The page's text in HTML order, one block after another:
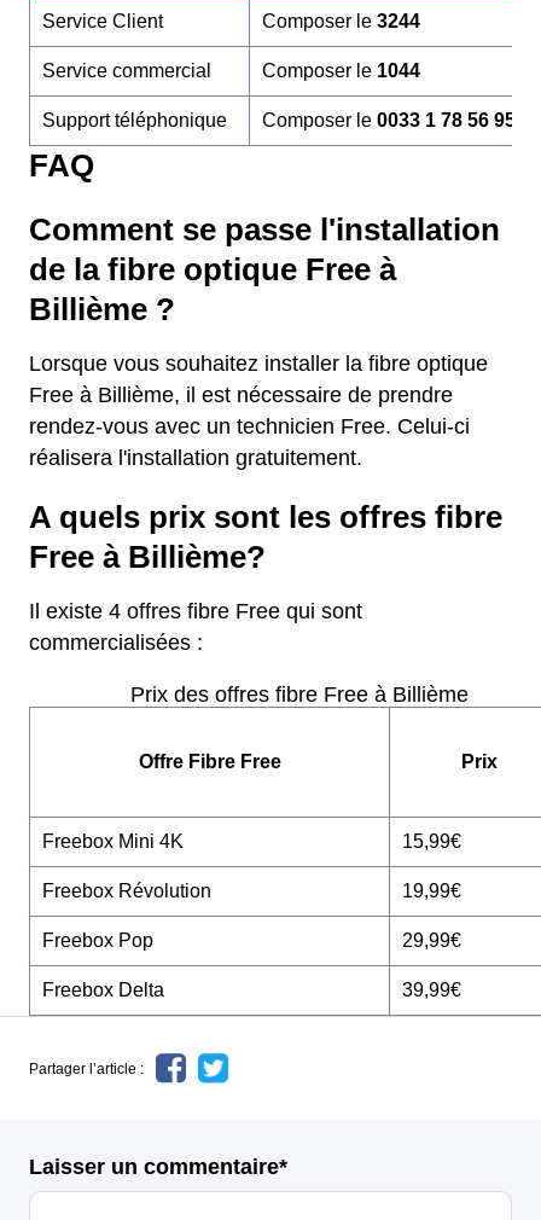
Service Client Composer le 3244
Service commercial Composer le 1044
Support téléphonique Composer le 0033 1 78 56 95 60
FAQ
Comment se passe l'installation
de la fibre optique Free à
Billième ?
Lorsque vous souhaitez installer la fibre optique
Free à Billième, il est nécessaire de prendre
rendez-vous avec un technicien Free. Celui-ci
réalisera l'installation gratuitement.
A quels prix sont les offres fibre
Free à Billième?
Il existe 4 offres fibre Free qui sont
commercialisées :
Prix des offres fibre Free à Billième
Offre Fibre Free Prix
Freebox Mini 4K 15,99€
Freebox Révolution 19,99€
Freebox Pop 29,99€
Freebox Delta 39,99€
Partager l’article :
Laisser un commentaire*